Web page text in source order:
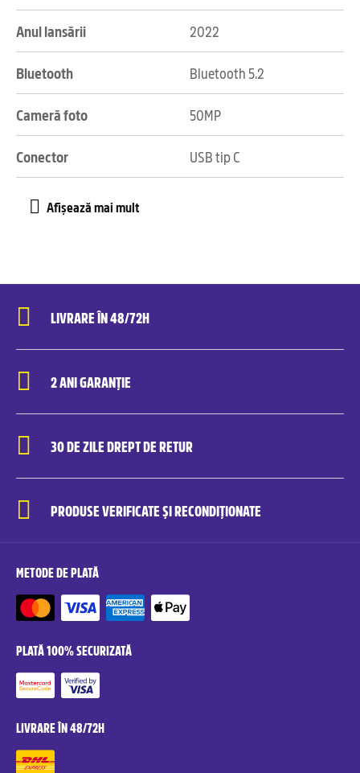
Anul lansării 2022
Bluetooth Bluetooth 5.2
Cameră foto 50MP
Conector USB tip C
LIVRARE ÎN 48/72H
2 ANI GARANȚIE
30 DE ZILE DREPT DE RETUR
PRODUSE VERIFICATE ȘI RECONDIȚIONATE
METODE DE PLATĂ
PLATĂ 100% SECURIZATĂ
LIVRARE ÎN 48/72H